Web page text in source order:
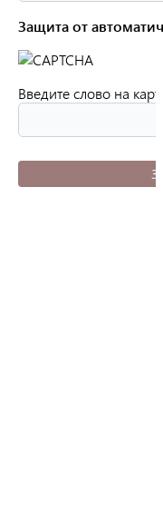
Защита от
Введите слово на